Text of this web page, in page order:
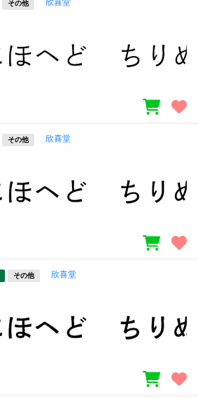
その他 欣喜堂
その他 欣喜堂
その他 欣喜堂